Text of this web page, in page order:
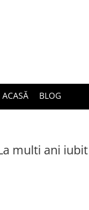
ACASĂ BLOG
multi ani